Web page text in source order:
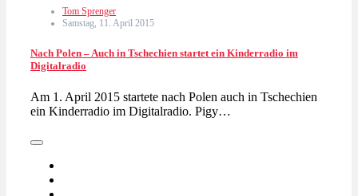
Tom Sprenger
Samstag, 11. April 2015
Nach Polen – Auch in Tschechien startet ein Kinderradio im
Digitalradio
Am 1. April 2015 startete nach Polen auch in Tschechien
ein Kinderradio im Digitalradio. Pigy…